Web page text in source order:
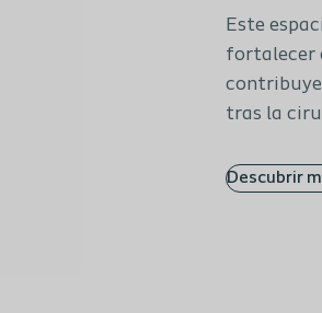
Este
fortalecer
tras la
Descubrir